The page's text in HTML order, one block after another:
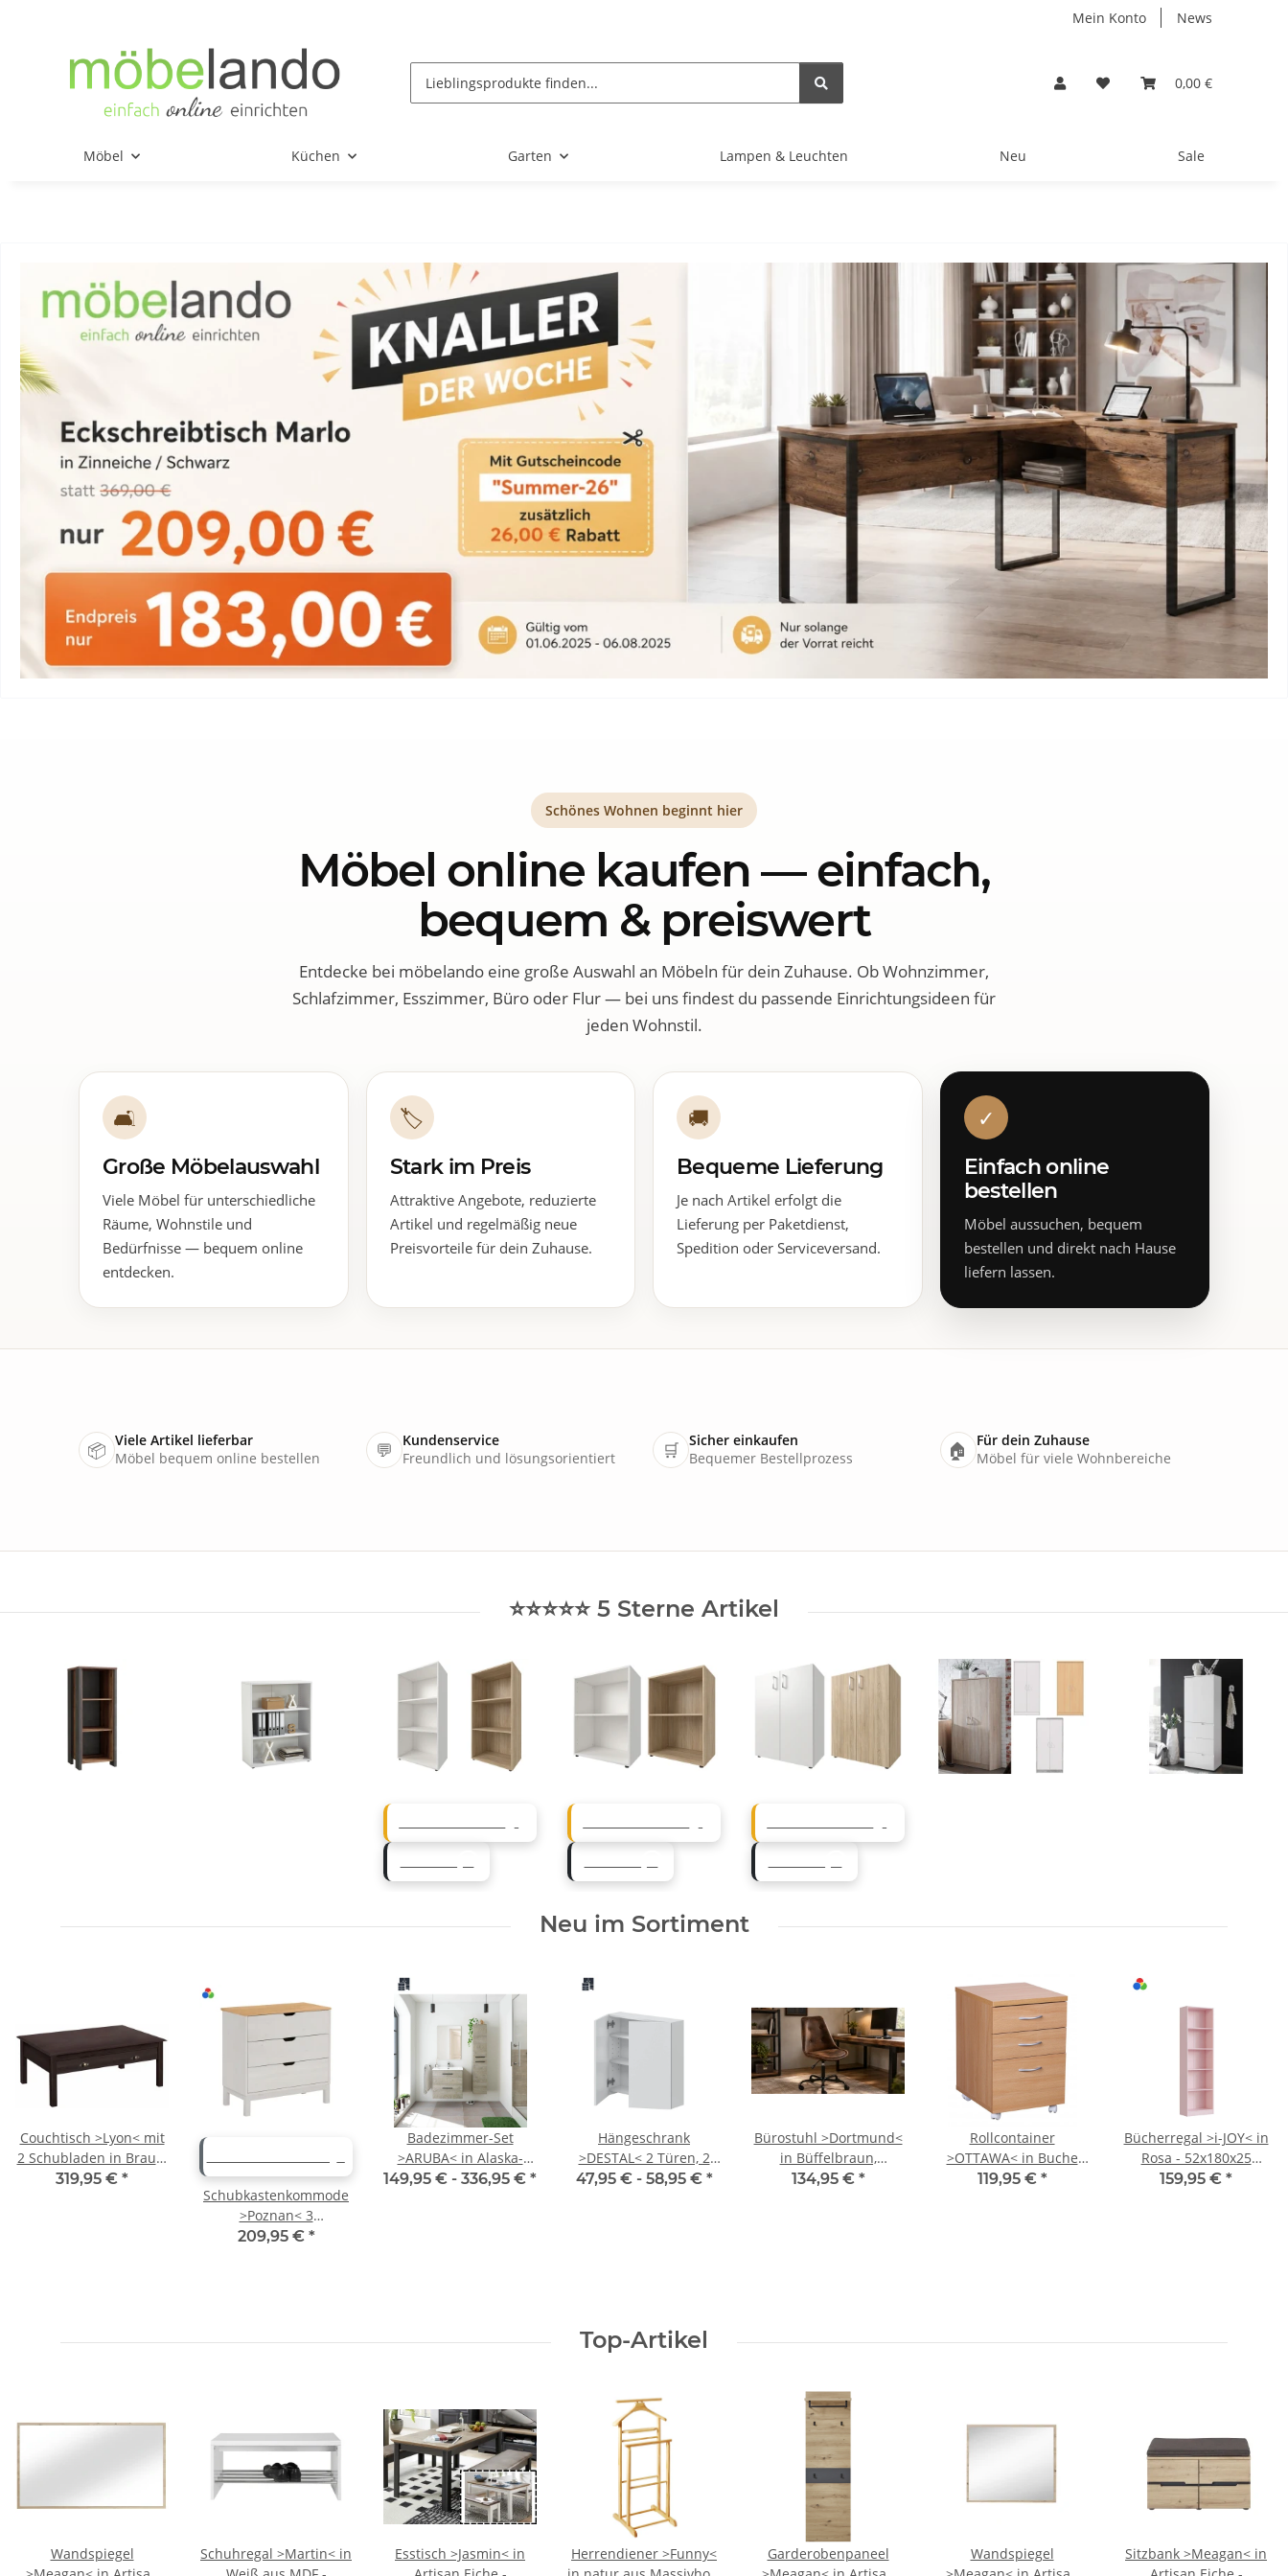
Mein Konto News
0,00 €
Möbel Küchen Garten Lampen & Leuchten Neu Sale
Schönes Wohnen beginnt hier
Möbel online kaufen — einfach,
bequem & preiswert
Entdecke bei möbelando eine große Auswahl an Möbeln für dein Zuhause. Ob Wohnzimmer,
Schlafzimmer, Esszimmer, Büro oder Flur — bei uns findest du passende Einrichtungsideen für
jeden Wohnstil.
🛋
Große Möbelauswahl
Viele Möbel für unterschiedliche
Räume, Wohnstile und
Bedürfnisse — bequem online
entdecken.
🏷
Stark im Preis
Attraktive Angebote, reduzierte
Artikel und regelmäßig neue
Preisvorteile für dein Zuhause.
🚚
Bequeme Lieferung
Je nach Artikel erfolgt die
Lieferung per Paketdienst,
Spedition oder Serviceversand.
✓
Einfach online
bestellen
Möbel aussuchen, bequem
bestellen und direkt nach Hause
liefern lassen.
📦 Viele Artikel lieferbar
Möbel bequem online bestellen
💬
Kundenservice
Freundlich und lösungsorientiert
🛒 Sicher einkaufen
Bequemer Bestellprozess
🏠
Für dein Zuhause
Möbel für viele Wohnbereiche
⭐⭐⭐⭐⭐ 5 Sterne Artikel
Neu im Sortiment
Couchtisch >Lyon< mit
2 Schubladen in Braun,
Kiefer - 110x42x70cm
319,95 € *
Schubkastenkommode
>Poznan< 3
Schubladen in Weiß /
209,95 € *
Badezimmer-Set
>ARUBA< in Alaska-
Eiche - 60x57x45
149,95 € - 336,95 € *
Hängeschrank
>DESTAL< 2 Türen, 2
Böden, in Weiß
47,95 € - 58,95 € *
Bürostuhl >Dortmund<
in Büffelbraun,
Mikrofaser -
134,95 € *
Rollcontainer
>OTTAWA< in Buche
Dekor - 40x60x45cm
119,95 € *
Bücherregal >i-JOY< in
Rosa - 52x180x25
(BxHxT)
159,95 € *
Top-Artikel
Wandspiegel
Schuhregal >Martin< in
Esstisch >Jasmin< in
Herrendiener >Funny<
Garderobenpaneel
Wandspiegel
Sitzbank >Meagan< in